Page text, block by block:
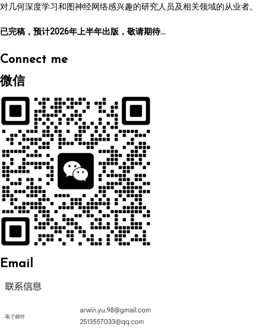
对几何深度学习和图神经网络感兴趣的研究人员及相关领域的从业者。
已完稿，预计2026年上半年出版，敬请期待...
Connect me
微信
Email